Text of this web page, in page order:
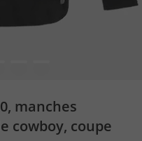
manches
cowboy, coupe